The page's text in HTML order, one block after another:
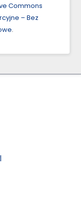
Commons
– Bez
.